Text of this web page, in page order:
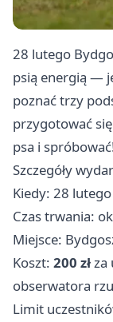
28 lutego
psią energią —
poznać trzy
przygotować
psa i
Szczegóły
Kiedy: 28
Czas trwania:
Miejsce:
Koszt: 200 złza
obserwatora
Limit